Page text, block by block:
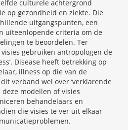
culturele achtergrond
op gezondheid en ziekte. Die
uitgangspunten, een
uiteenlopende criteria om de
te beoordelen. Ter
gebruiken antropologen de
Disease heeft betrekking op
illness op die van de
verband wel over ‘verklarende
deze modellen of visies
behandelaars en
die visies te ver uit elkaar